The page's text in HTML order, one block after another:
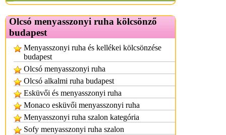
Olcsó menyasszonyi ruha kölcsönző
budapest
Menyasszonyi ruha és kellékei kölcsönzése
budapest
Olcsó menyasszonyi ruha
Olcsó alkalmi ruha budapest
Esküvői és menyasszonyi ruha
Monaco esküvői menyasszonyi ruha
Menyasszonyi ruha szalon kategória
Sofy menyasszonyi ruha szalon